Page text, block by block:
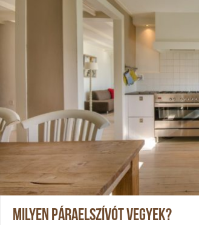
Milyen páraelszívót vegyek?